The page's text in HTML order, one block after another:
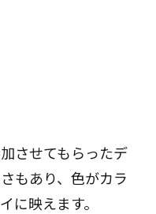
させてもらったデ
もあり、色がカラ
に映えます。